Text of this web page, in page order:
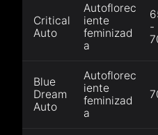
Critical
Auto
Autoflorec
iente
feminizad
a
-
Blue
Dream
Auto
Autoflorec
iente
feminizad
a